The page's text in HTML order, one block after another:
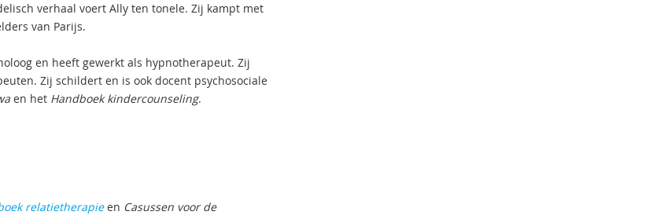
verhaal voert Ally ten tonele. Zij kampt met
van Parijs.
en heeft gewerkt als hypnotherapeut. Zij
Zij schildert en is ook docent psychosociale
en het Handboek kindercounseling.
relatietherapieen Casussen voor de